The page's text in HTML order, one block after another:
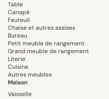
Table
Canapé
Fauteuil
Chaise et autres assises
Bureau
Petit meuble de rangement
Grand meuble de rangement
Literie
Cuisine
Autres meubles
Maison
Vaisselle